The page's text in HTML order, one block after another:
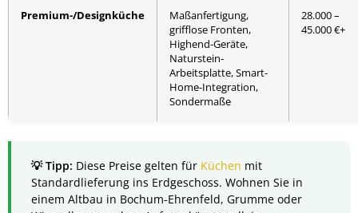
Premium-/Designküche
Maßanfertigung,
grifflose Fronten,
Highend-Geräte,
Naturstein-
Arbeitsplatte, Smart-
Home-Integration,
Sondermaße
28.000 –
45.000 €+
Diese Preise gelten für Küchen mit
Standardlieferung ins Erdgeschoss. Wohnen Sie in
einem Altbau in Bochum-Ehrenfeld, Grumme oder